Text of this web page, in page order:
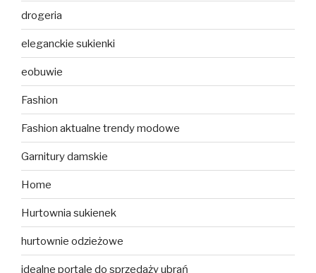
drogeria
eleganckie sukienki
eobuwie
Fashion
Fashion aktualne trendy modowe
Garnitury damskie
Home
Hurtownia sukienek
hurtownie odzieżowe
idealne portale do sprzedaży ubrań